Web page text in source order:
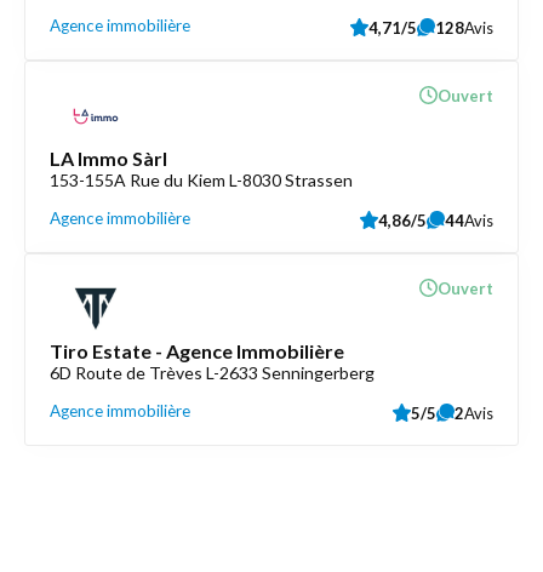
Agence immobilière 4,71/5 128Avis
LA Immo Sàrl
153-155A Rue du Kiem L-8030 Strassen
Agence immobilière
Ouvert
4,86/5 44Avis
Tiro Estate - Agence Immobilière
6D Route de Trèves L-2633 Senningerberg
Agence immobilière
Ouvert
5/5 2Avis